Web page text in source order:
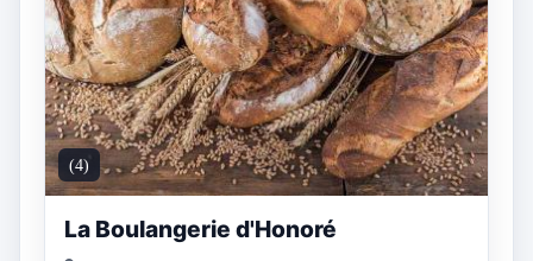
(4)
La Boulangerie d'Honoré